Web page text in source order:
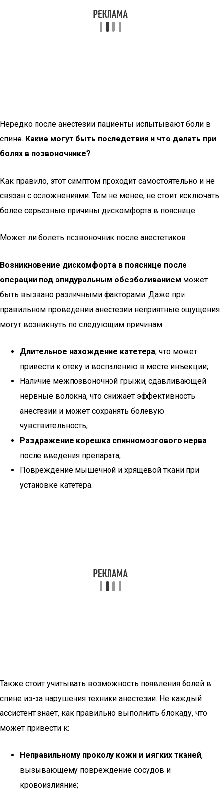
Нередко после анестезии пациенты испытывают боли в
спине. Какие могут быть последствия и что делать при
болях в позвоночнике?
Как правило, этот симптом проходит самостоятельно и не
связан с осложнениями. Тем не менее, не стоит исключать
более серьезные причины дискомфорта в пояснице.
Может ли болеть позвоночник после анестетиков
Возникновение дискомфорта в пояснице после
операции под эпидуральным обезболиванием может
быть вызвано различными факторами. Даже при
правильном проведении анестезии неприятные ощущения
могут возникнуть по следующим причинам:
Длительное нахождение катетера, что может
привести к отеку и воспалению в месте инъекции;
Наличие межпозвоночной грыжи, сдавливающей
нервные волокна, что снижает эффективность
анестезии и может сохранять болевую
чувствительность;
Раздражение корешка спинномозгового нерва
после введения препарата;
Повреждение мышечной и хрящевой ткани при
установке катетера.
Также стоит учитывать возможность появления болей в
спине из-за нарушения техники анестезии. Не каждый
ассистент знает, как правильно выполнить блокаду, что
может привести к:
Неправильному проколу кожи и мягких тканей,
вызывающему повреждение сосудов и
кровоизлияние;